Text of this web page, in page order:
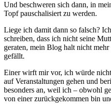
Und beschweren sich dann, in
Topf pauschalisiert zu werden.
Liege ich damit dann so falsch?
schreiben, dass ich nicht seine
geraten, mein Blog halt nicht
gefällt.
Einer wirft mir vor, ich würde
auf Veranstaltungen gehen und
besonders an, weil ich – obwohl
von einer zurückgekommen bin